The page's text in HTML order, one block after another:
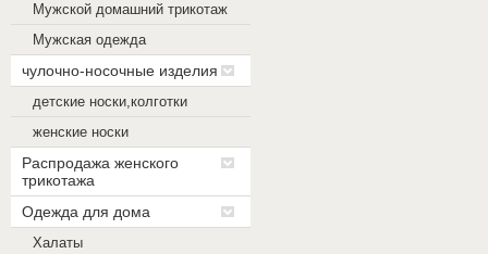
Мужской домашний трикотаж
Мужская одежда
чулочно-носочные изделия
детские носки,колготки
женские носки
Распродажа женского
трикотажа
Одежда для дома
Халаты